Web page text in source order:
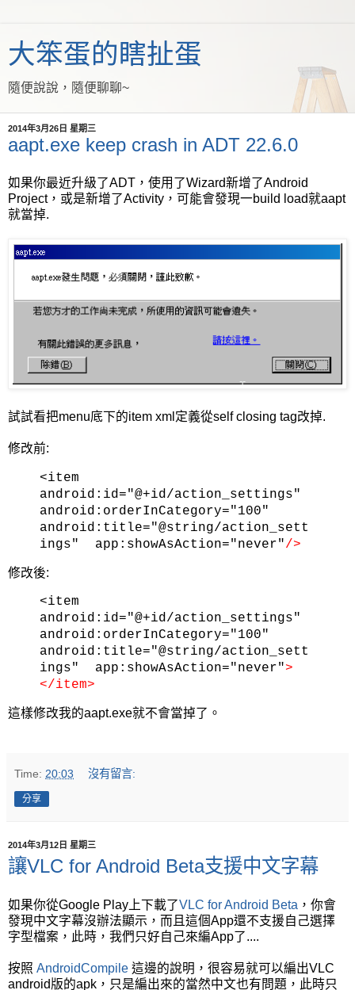
大笨蛋的瞎扯蛋
隨便說說，隨便聊聊~
2014年3月26日 星期三
aapt.exe keep crash in ADT 22.6.0
如果你最近升級了ADT，使用了Wizard新增了Android
Project，或是新增了Activity，可能會發現一build load就aapt
就當掉.
試試看把menu底下的item xml定義從self closing tag改掉.
修改前:
<item
android:id="@+id/action_settings"
android:orderInCategory="100"
android:title="@string/action_sett
ings"
app:showAsAction="never"/>
修改後:
<item
android:id="@+id/action_settings"
android:orderInCategory="100"
android:title="@string/action_sett
ings"
app:showAsAction="never">
</item>
這樣修改我的aapt.exe就不會當掉了。
Time: 20:03 沒有留言:
分享
2014年3月12日 星期三
讓VLC for Android Beta支援中文字幕
如果你從Google Play上下載了VLC for Android Beta ，你會
發現中文字幕沒辦法顯示，而且這個App還不支援自己選擇
字型檔案，此時，我們只好自己來編App了....
按照 AndroidCompile 這邊的說明，很容易就可以編出VLC
android版的apk，只是編出來的當然中文也有問題，此時只